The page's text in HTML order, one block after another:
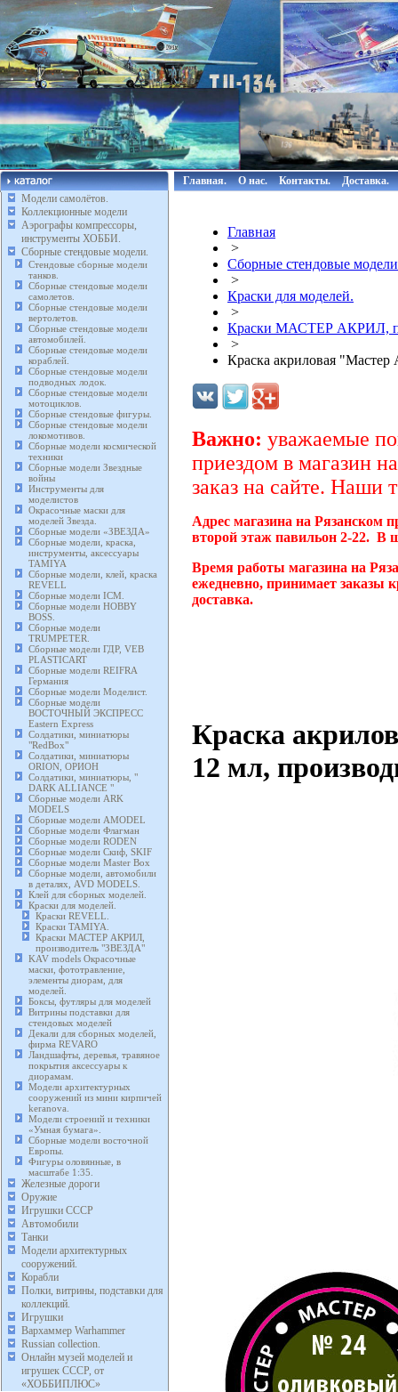
Модели самолётов.
Коллекционные модели
Аэрографы компрессоры,
инструменты ХОББИ.
Сборные стендовые модели.
Стендовые сборные модели
танков.
Сборные стендовые модели
самолетов.
Сборные стендовые модели
вертолетов.
Сборные стендовые модели
автомобилей.
Сборные стендовые модели
кораблей.
Сборные стендовые модели
подводных лодок.
Сборные стендовые модели
мотоциклов.
Сборные стендовые фигуры.
Сборные стендовые модели
локомотивов.
Сборные модели космической
техники
Сборные модели Звездные
войны
Инструменты для
моделистов
Окрасочные маски для
моделей Звезда.
Сборные модели «ЗВЕЗДА»
Сборные модели, краска,
инструменты, аксессуары
TAMIYA
Сборные модели, клей, краска
REVELL
Сборные модели ICM.
Сборные модели HOBBY
BOSS.
Сборные модели
TRUMPETER.
Сборные модели ГДР, VEB
PLASTICART
Сборные модели REIFRA
Германия
Сборные модели Моделист.
Сборные модели
ВОСТОЧНЫЙ ЭКСПРЕСС
Eastern Express
Солдатики, миниатюры
"RedBox"
Солдатики, миниатюры
ORION, ОРИОН
Солдатики, миниатюры, "
DARK ALLIANCE "
Сборные модели ARK
MODELS
Сборные модели AMODEL
Сборные модели Флагман
Сборные модели RODEN
Сборные модели Скиф, SKIF
Сборные модели Master Box
Сборные модели, автомобили
в деталях, AVD MODELS.
Клей для сборных моделей.
Краски для моделей.
Краски REVELL.
Краски TAMIYA.
Краски МАСТЕР АКРИЛ,
производитель "ЗВЕЗДА"
KAV models Окрасочные
маски, фототравление,
элементы диорам, для
моделей.
Боксы, футляры для моделей
Витрины подставки для
стендовых моделей
Декали для сборных моделей,
фирма REVARO
Ландшафты, деревья, травяное
покрытия аксессуары к
диорамам.
Модели архитектурных
сооружений из мини кирпичей
keranova.
Модели строений и техники
«Умная бумага».
Сборные модели восточной
Европы.
Фигуры оловянные, в
масштабе 1:35.
Железные дороги
Оружие
Игрушки СССР
Автомобили
Танки
Модели архитектурных
сооружений.
Корабли
Полки, витрины, подставки для
коллекций.
Игрушки
Вархаммер Warhammer
Russian collection.
Онлайн музей моделей и
игрушек СССР, от
«ХОББИПЛЮС»
Главная. О нас. Контакты. Доставка.
Главная
>
Сборные стендовые
>
Краски для моделей.
>
Краски МАСТЕР АКРИЛ,
>
Краска акриловая
Важно: уважаемые
приездом в магазин
заказ на сайте. Наши
Адрес магазина на Рязанском
второй этаж павильон 2-22. В
Время работы магазина на
ежедневно, принимает заказы
доставка.
Краска
12 мл,